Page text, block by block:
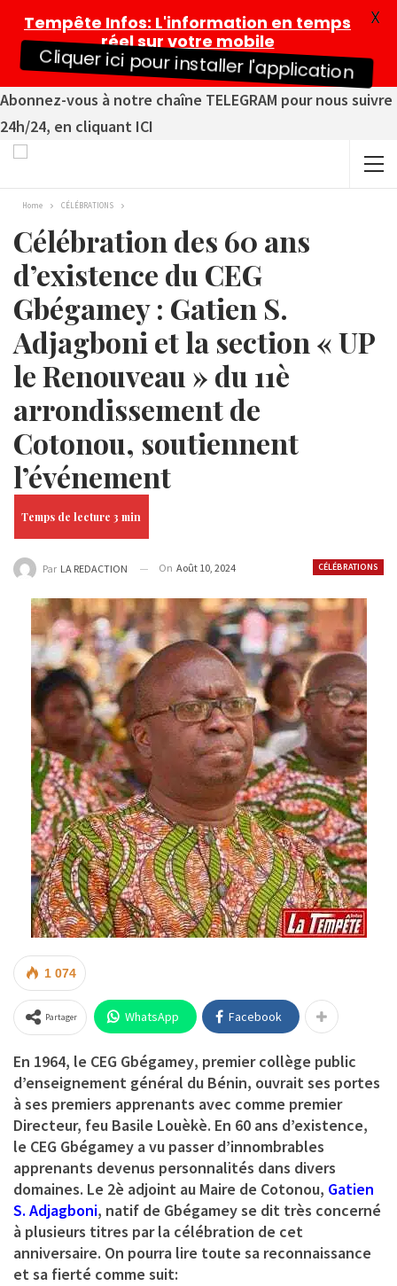
Abonnez-vous à notre chaîne TELEGRAM pour nous suivre
24h/24, en cliquant ICI
Home CÉLÉBRATIONS
Célébration des 60 ans
d’existence du CEG
Gbégamey : Gatien S.
Adjagboni et la section « UP
le Renouveau » du 11è
arrondissement de
Cotonou, soutiennent
l’événement
CÉLÉBRATIONS
Par LA REDACTION On Août 10, 2024
1 074
Partager WhatsApp Facebook
En 1964, le CEG Gbégamey, premier collège public
d’enseignement général du Bénin, ouvrait ses portes
à ses premiers apprenants avec comme premier
Directeur, feu Basile Louèkè. En 60 ans d’existence,
le CEG Gbégamey a vu passer d’innombrables
apprenants devenus personnalités dans divers
domaines. Le 2è adjoint au Maire de Cotonou, Gatien
S. Adjagboni, natif de Gbégamey se dit très concerné
à plusieurs titres par la célébration de cet
anniversaire. On pourra lire toute sa reconnaissance
et sa fierté comme suit:
Tempête Infos: L'information en temps
réel sur votre mobile
Cliquer ici pour installer l'application
X